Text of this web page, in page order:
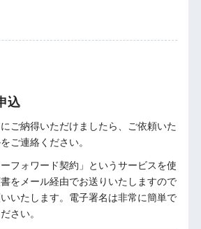
込
ご納得いただけましたら、ご依頼いた
ご連絡ください。
フォワード契約」というサービスを使
をメール経由でお送りいたしますので
いたします。電子署名は非常に簡単で
さい。